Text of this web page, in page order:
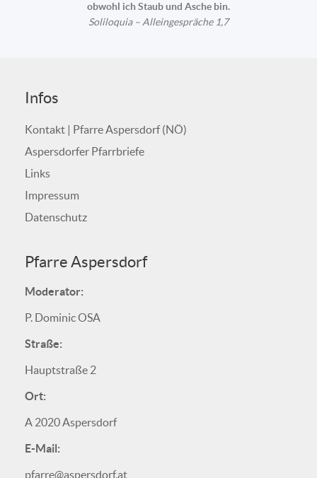
obwohl ich Staub und Asche bin.
Soliloquia – Alleingespräche 1,7
Infos
Kontakt | Pfarre Aspersdorf (NÖ)
Aspersdorfer Pfarrbriefe
Links
Impressum
Datenschutz
Pfarre Aspersdorf
Moderator:
P. Dominic OSA
Straße:
Hauptstraße 2
Ort:
A 2020 Aspersdorf
E-Mail:
pfarre@aspersdorf.at